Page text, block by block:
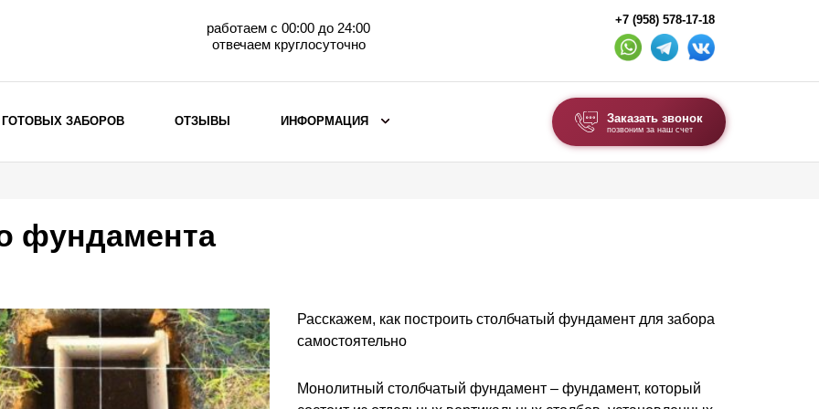
работаем с 00:00 до 24:00
отвечаем круглосуточно
+7 (958) 578-17-18
Заборы из евроштакетника
Забор жалюзи с кирпичными столбами
Металлические заборы
Металлические ограждения
ВОРОТА И КАЛИТКИ
Ворота распашные
ГОТОВЫХ ЗАБОРОВ ОТЗЫВЫ ИНФОРМАЦИЯ Заказать звонок
позвоним за наш счет
фундамента
Расскажем, как построить столбчатый фундамент для забора
самостоятельно
Монолитный столбчатый фундамент – фундамент, который